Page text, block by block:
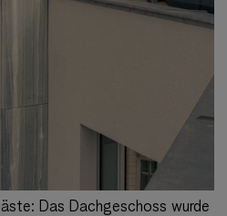
Das Dachgeschoss wurde